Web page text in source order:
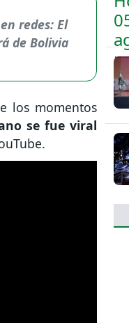
redes: El
de Bolivia
los momentos
se fue viral